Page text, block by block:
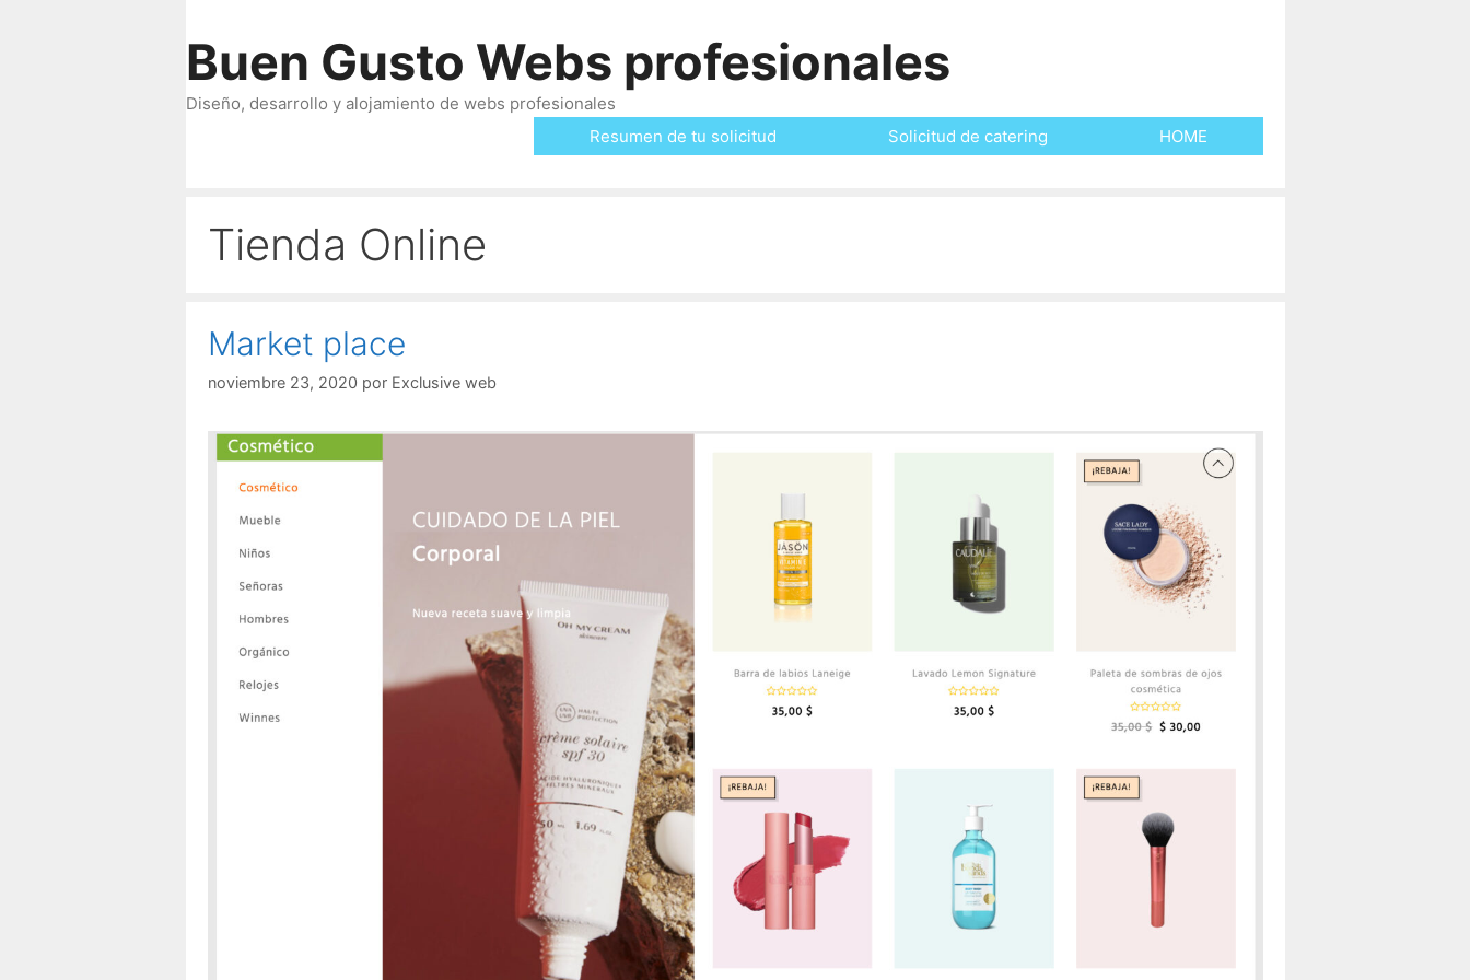
Buen Gusto Webs profesionales
Diseño, desarrollo y alojamiento de webs profesionales
Resumen de tu solicitud
Solicitud de catering HOME
Tienda Online
Market place
noviembre 23, 2020 por Exclusive web